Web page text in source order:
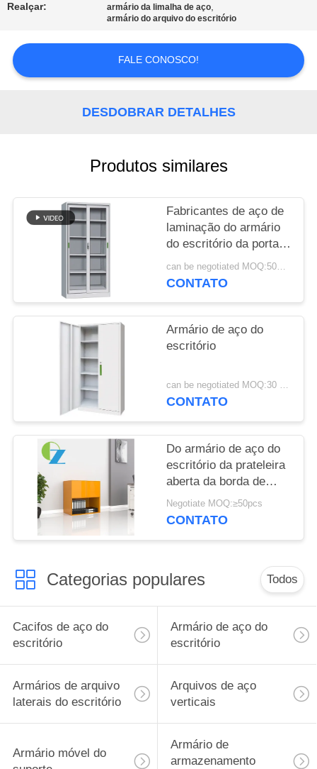
UMAS
CITAÇÕES
PRIVACY
POLICY
Realçar: armário da limalha de aço,
armário do arquivo do escritório
FALE CONOSCO!
DESDOBRAR DETALHES
Produtos similares
Fabricantes de aço de
laminação do armário
do escritório da porta
deslizante
can be negotiated MOQ:50PCS
CONTATO
Armário de aço do
escritório
can be negotiated MOQ:30 pcs
CONTATO
Do armário de aço do
escritório da prateleira
aberta da borda de
5MM parte inferior
branca do armário da
Negotiate MOQ:≥50pcs
CONTATO
Categorias populares Todos
Cacifos de aço do
escritório
Armário de aço do
escritório
Armários de arquivo
laterais do escritório
Arquivos de aço
verticais
Armário móvel do
Armário de
armazenamento